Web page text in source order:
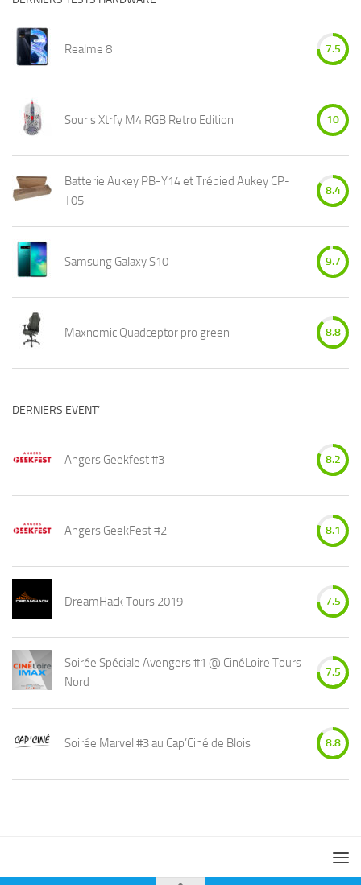
Realme 8 7.5
Souris Xtrfy M4 RGB Retro Edition 10
Batterie Aukey PB-Y14 et Trépied Aukey CP-
T05
8.4
Samsung Galaxy S10 9.7
Maxnomic Quadceptor pro green 8.8
DERNIERS EVENT’
Angers Geekfest #3 8.2
Angers GeekFest #2 8.1
DreamHack Tours 2019 7.5
Soirée Spéciale Avengers #1 @ CinéLoire Tours
Nord
7.5
Soirée Marvel #3 au Cap’Ciné de Blois 8.8